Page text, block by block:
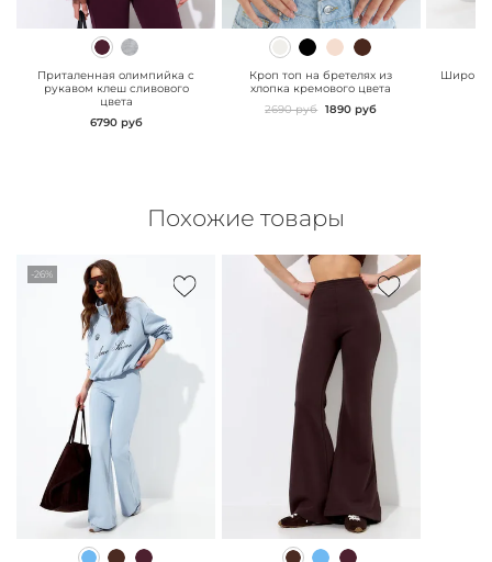
" class="js-prevent-
Приталенная олимпийка с
рукавом клеш сливового
цвета
6790 руб
" class="js-prevent-
images">
Кроп топ на бретелях из
хлопка кремового цвета
2690 руб 1890 руб
Похожие товары
-26%
" class="js-prevent-
" class="js-prevent-